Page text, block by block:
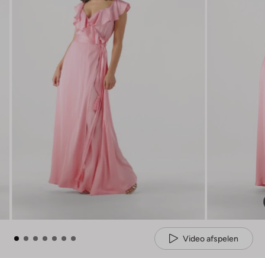
Video afspelen